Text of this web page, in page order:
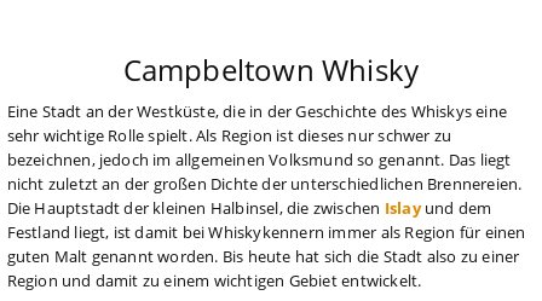
Campbeltown Whisky
Eine Stadt an der Westküste, die in der Geschichte des Whiskys eine
sehr wichtige Rolle spielt. Als Region ist dieses nur schwer zu
bezeichnen, jedoch im allgemeinen Volksmund so genannt. Das liegt
nicht zuletzt an der großen Dichte der unterschiedlichen Brennereien.
Die Hauptstadt der kleinen Halbinsel, die zwischen Islayund dem
Festland liegt, ist damit bei Whiskykennern immer als Region für einen
guten Malt genannt worden. Bis heute hat sich die Stadt also zu einer
Region und damit zu einem wichtigen Gebiet entwickelt.